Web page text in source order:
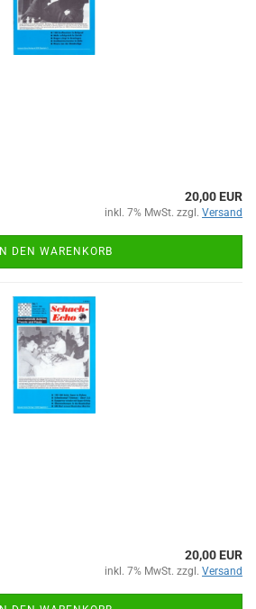
20,00 EUR
inkl. 7% MwSt. zzgl. Versand
IN DEN WARENKORB
20,00 EUR
inkl. 7% MwSt. zzgl. Versand